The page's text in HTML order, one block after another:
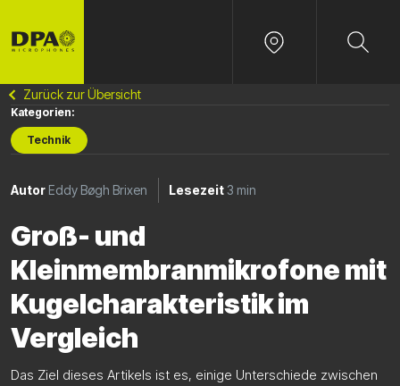
Zurück zur Übersicht
Kategorien:
Technik
Autor Eddy Bøgh Brixen Lesezeit3 min
Groß- und
Kleinmembranmikrofone mit
Kugelcharakteristik im
Vergleich
Das Ziel dieses Artikels ist es, einige Unterschiede zwischen